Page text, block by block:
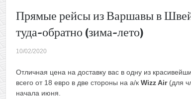
Прямые рейсы из Варшавы в
туда-обратно (зима-лето)
10/02/2020
Отличная цена на доставку вас в одну из
всего от 18 евро в две стороны на а/к Wizz Air(для
начала июня.